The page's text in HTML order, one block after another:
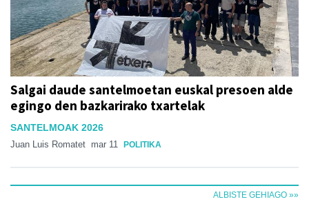
Salgai daude santelmoetan euskal presoen alde
egingo den bazkarirako txartelak
SANTELMOAK 2026
Juan Luis Romatet mar 11 POLITIKA
ALBISTE GEHIAGO »»